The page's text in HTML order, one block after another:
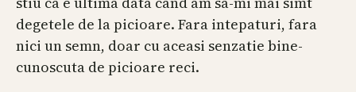
degetele de la picioare. Fara intepaturi, fara
nici un semn, doar cu aceasi senzatie bine-
cunoscuta de picioare reci.